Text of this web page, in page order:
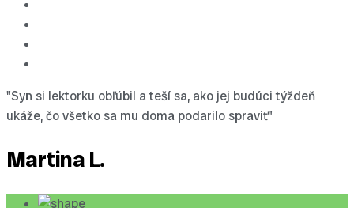
"Syn si lektorku obľúbil a teší sa, ako jej budúci týždeň
ukáže, čo všetko sa mu doma podarilo spraviť"
Martina L.